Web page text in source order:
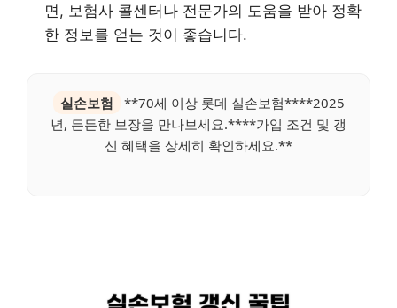
면, 보험사 콜센터나 전문가의 도움을 받아 정확
한 정보를 얻는 것이 좋습니다.
실손보험
**70세 이상 롯데 실손보험****2025
년, 든든한 보장을 만나보세요.****가입 조건 및 갱
신 혜택을 상세히 확인하세요.**